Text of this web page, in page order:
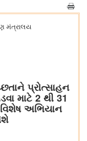
મંત્રાલય
પ્રોત્સાહન
માટે 2 થી 31
અભિયાન